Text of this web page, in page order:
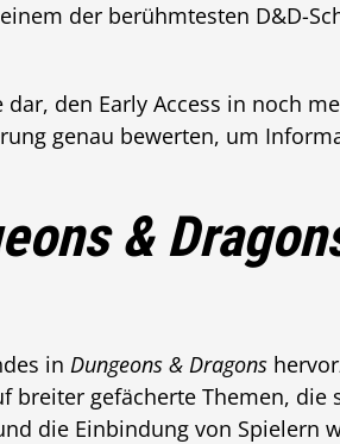
der berühmtesten D&D-
den Early Access in noch
genau bewerten, um
&
in Dungeons & Dragons
breiter gefächerte Themen, die
die Einbindung von Spielern